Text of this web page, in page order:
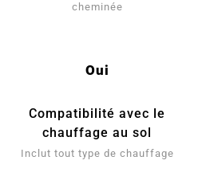
cheminée
Oui
Compatibilité avec le
chauffage au sol
Inclut tout type de chauffage